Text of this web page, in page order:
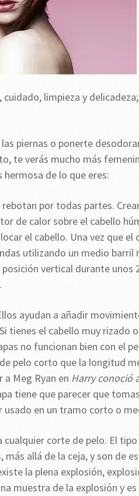
limpieza y
piernas o ponerte
te verás mucho más
de lo que eres:
por todas partes.
de calor sobre el cabello
el cabello. Una vez que el
utilizando un medio barril
vertical durante unos
ayudan a añadir
tienes el cabello muy rizado
no funcionan bien con el
pelo corto que la longitud
Meg Ryan en Harry conoció
tiene que parecer que
usado en un tramo corto o
corte de pelo. El
allá de la ceja, y son de
la plena explosión,
muestra de la explosión y